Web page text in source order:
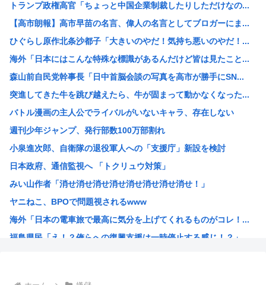
ワイ「どう見ても熟女AVのパッケージにしか見えん商品宣伝...
元ジャンポケ斉藤被告、懲役7年を求刑される
AI活用すればするほど残業が増える現実
中国「大洪水！」中国ダム「決壊」地元民「公式発表より死者...
名古屋城本丸御殿の柱に修復不能な傷 「りょうじ」と「カイ...
【閲覧注意】元臆女キャバ嬢の首吊り自●配信、拡散されまく...
【悲報】山里亮太さん、一般人のツイートに反撃開始www
ゼレンスキー大統領、対日外交に不満か…大使らへ強化指示
【画像】椎名林檎（38）「チュートリアル徳井と対談か…ち...
【画像】木村沙織(39)の最新お●ぱいがガチでヤベえええ...
今日ガストで胸糞悪いことがあった→…カップルとバトルして...
【画像】“ルフィ”強盗事件、幹部の男に懲役20年の有罪判...
【悲報】医者「娘さん、ダウン症です」キラキラ女さん「人生...
トランプ政権高官「ちょっと中国企業制裁したりしただけなの...
【高市朗報】高市早苗の名言、偉人の名言としてブロガーにま...
ひぐらし原作北条沙都子「大きいのやだ！気持ち悪いのやだ！...
海外「日本にはこんな特殊な標識があるんだけど皆は見たこと...
森山前自民党幹事長「日中首脳会談の写真を高市が勝手にSN...
突進してきた牛を跳び越えたら、牛が固まって動かなくなった...
バトル漫画の主人公でライバルがいないキャラ、存在しない
週刊少年ジャンプ、発行部数100万部割れ
小泉進次郎、自衛隊の退役軍人への「支援庁」新設を検討
日本政府、通信監視へ 「トクリュウ対策」
みい山作者「消せ消せ消せ消せ消せ消せ消せ消せ！」
ヤニねこ、BPOで問題視されるwww
海外「日本の電車旅で最高に気分を上げてくれるものがコレ！...
福島県民「え！？俺らへの復興支援は一時停止する感じ！？」...